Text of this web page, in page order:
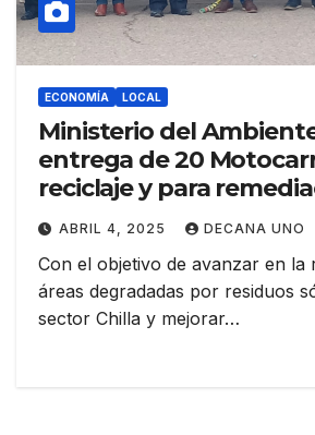
ECONOMÍA LOCAL
Ministerio del
entrega de 20
reciclaje y para
botadero de Chilla en
ABRIL 4, 2025 DECANA UNO
Con el objetivo de avanzar en la
áreas degradadas por residuos
sector Chilla y mejorar…